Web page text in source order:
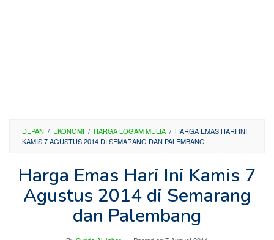
DEPAN / EKONOMI / HARGA LOGAM MULIA / HARGA EMAS HARI INI
KAMIS 7 AGUSTUS 2014 DI SEMARANG DAN PALEMBANG
Harga Emas Hari Ini Kamis 7
Agustus 2014 di Semarang
dan Palembang